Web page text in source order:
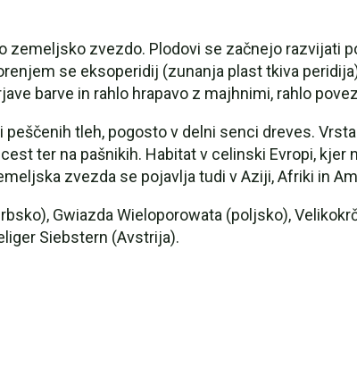
zvezdo. Plodovi se začnejo razvijati
se eksoperidij (zunanja plast tkiva
barve in rahlo hrapavo z majhnimi, rahlo
tleh, pogosto v delni senci dreves.
ter na pašnikih. Habitat v celinski Evropi, kjer
zvezda se pojavlja tudi v Aziji, Afriki in
Gwiazda Wieloporowata (poljsko),
Siebstern (Avstrija).